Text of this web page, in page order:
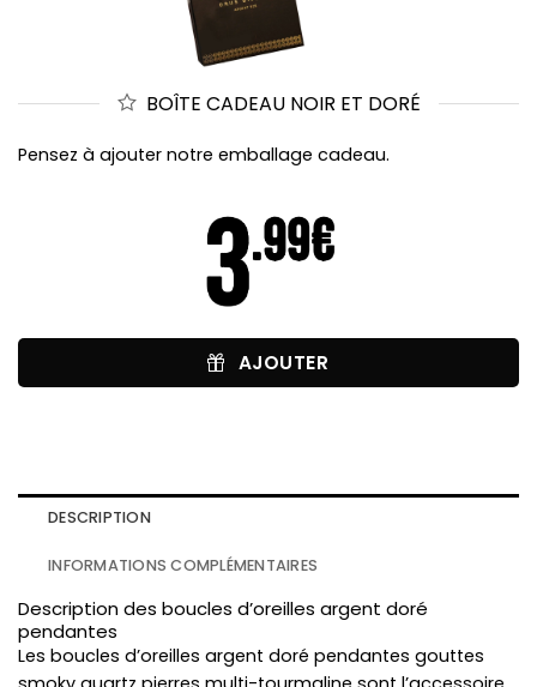
BOÎTE CADEAU NOIR ET DORÉ
Pensez à ajouter notre emballage cadeau.
AJOUTER
DESCRIPTION
INFORMATIONS COMPLÉMENTAIRES
Description des boucles d’oreilles argent doré
pendantes
Les boucles d’oreilles argent doré pendantes gouttes